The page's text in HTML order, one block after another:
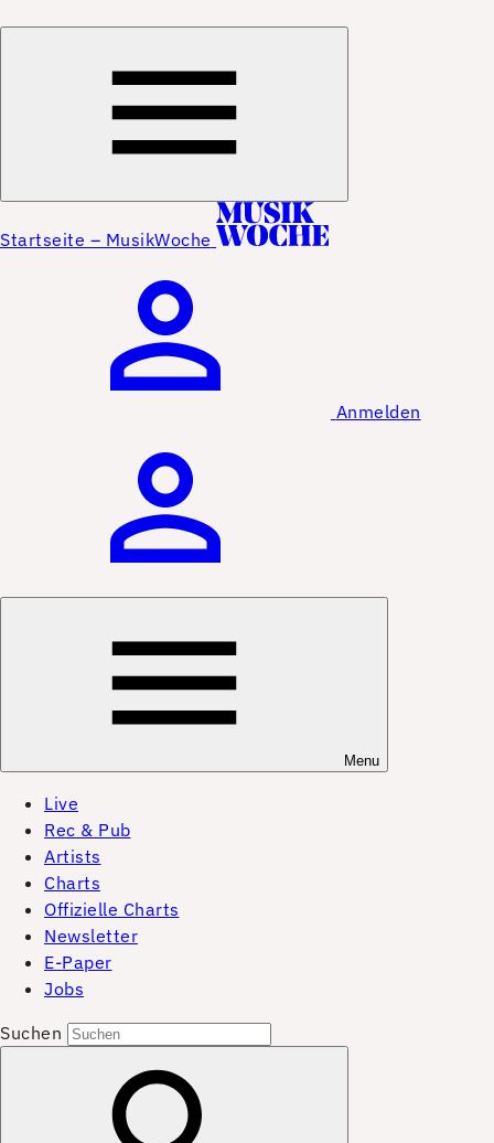
Startseite – MusikWoche
Anmelden
Menu
Live
Rec & Pub
Artists
Charts
Offizielle Charts
Newsletter
E-Paper
Jobs
Suchen